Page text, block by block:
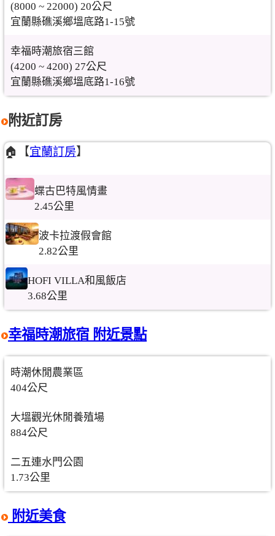
(8000 ~ 22000) 20公尺
宜蘭縣礁溪鄉塭底路1-15號
幸福時潮旅宿三館
(4200 ~ 4200) 27公尺
宜蘭縣礁溪鄉塭底路1-16號
附近訂房
🏠【宜蘭訂房】
蝶古巴特風情畫
2.45公里
波卡拉渡假會館
2.82公里
HOFI VILLA和風飯店
3.68公里
幸福時潮旅宿 附近景點
時潮休閒農業區
404公尺
大塭觀光休閒養殖場
884公尺
二五連水門公園
1.73公里
附近美食